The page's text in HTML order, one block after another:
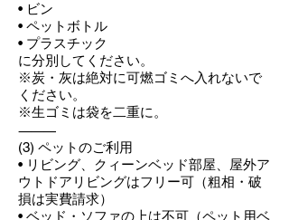
• ビン
• ペットボトル
• プラスチック
に分別してください。
※炭・灰は絶対に可燃ゴミへ入れないで
ください。
※生ゴミは袋を二重に。
⸻
(3) ペットのご利用
• リビング、クィーンベッド部屋、屋外ア
ウトドアリビングはフリー可（粗相・破
損は実費請求）
• ベッド・ソファの上は不可（ペット用ベ